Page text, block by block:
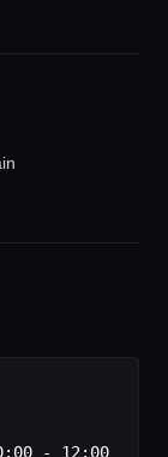
- 12:00